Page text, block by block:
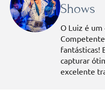
Shows
O Luiz é
fantásticas!
capturar
excelente